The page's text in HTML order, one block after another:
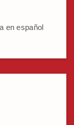
en español